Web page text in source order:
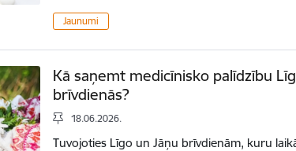
Jaunumi
Kā saņemt medicīnisko palīdzību
brīvdienās?
18.06.2026.
Tuvojoties Līgo un Jāņu brīvdienām, kuru